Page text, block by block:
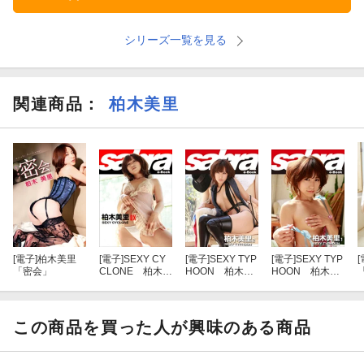
シリーズ一覧を見る
関連商品 ： 柏木美里
[電子]柏木美里
「密会」
[電子]SEXY CY
CLONE 柏木美
[電子]SEXY TYP
HOON 柏木美
[電子]SEXY TYP
HOON 柏木美
[
この商品を買った人が興味のある商品